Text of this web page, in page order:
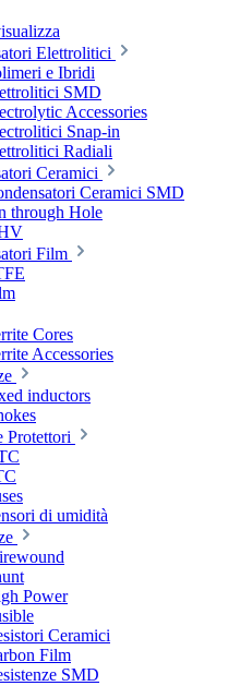
Elettrolitici
e Ibridi
SMD
Accessories
Snap-in
Radiali
Ceramici
Ceramici SMD
through Hole
Film
Cores
Accessories
inductors
Protettori
di umidità
Power
Ceramici
Film
SMD